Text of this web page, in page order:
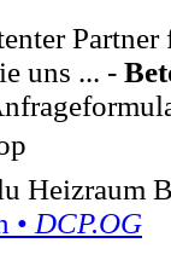
uns ... -
Heizraum
• DCP.OG